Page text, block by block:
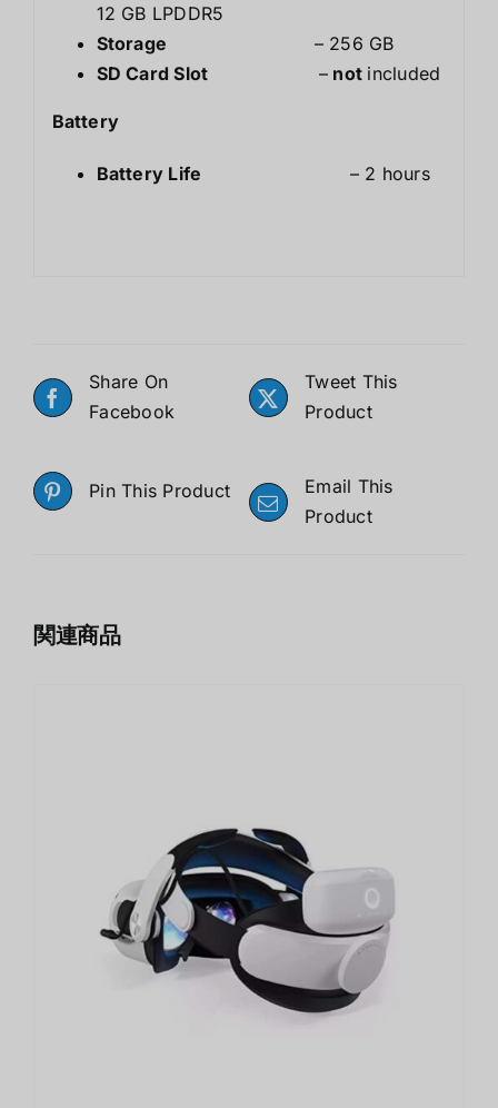
12 GB LPDDR5
Storage
– 256 GB
SD Card Slot
– not included
Battery
Battery Life – 2 hours
Share On
Facebook
Tweet This
Product
Pin This Product
Email This
Product
関連商品